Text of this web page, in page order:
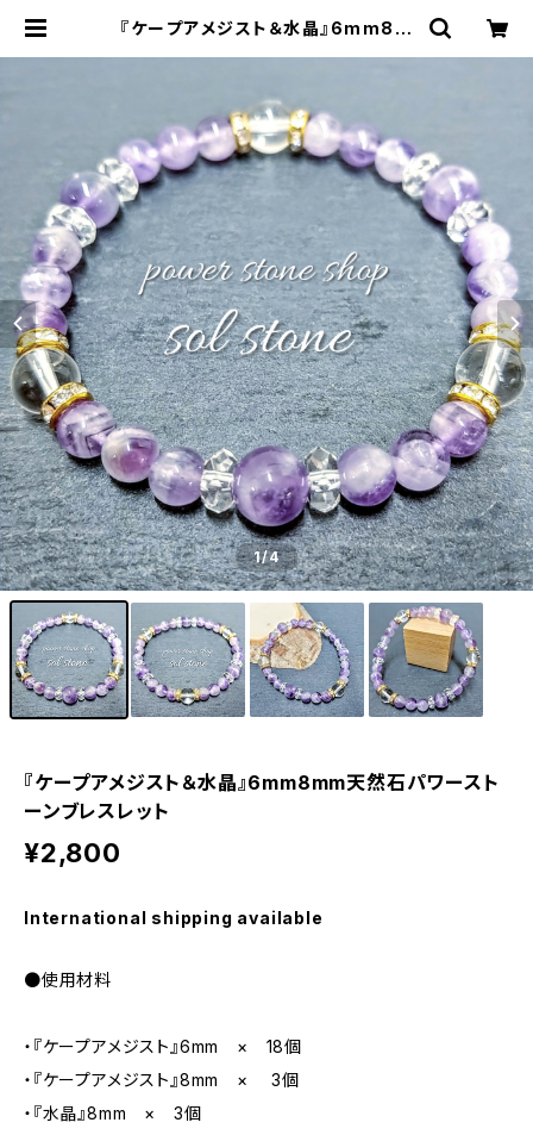
『ケープアメジスト＆水晶』6mm8m
1/4
『ケープアメジスト＆水晶』6mm8mm天然石パワースト
ーンブレスレット
¥2,800
International shipping available
●使用材料
・『ケープアメジスト』6mm × 18個
・『ケープアメジスト』8mm × 3個
・『水晶』8mm × 3個